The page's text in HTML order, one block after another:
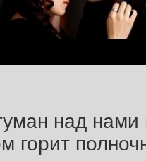
над нами
горит